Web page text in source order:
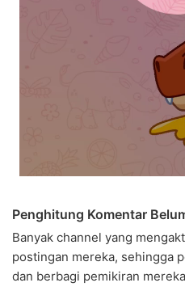
Penghitung Komentar
Banyak channel yang
postingan mereka, sehingga
dan berbagi pemikiran